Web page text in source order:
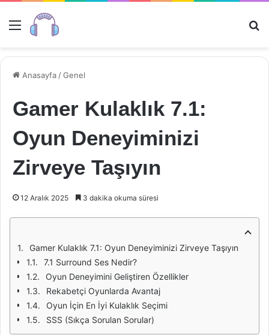
Menü
Anasayfa /Genel
Gamer Kulaklık 7.1:
Oyun Deneyiminizi
Zirveye Taşıyın
12 Aralık 2025 3 dakika okuma süresi
Gamer Kulaklık 7.1: Oyun Deneyiminizi Zirveye Taşıyın
7.1 Surround Ses Nedir?
Oyun Deneyimini Geliştiren Özellikler
Rekabetçi Oyunlarda Avantaj
Oyun İçin En İyi Kulaklık Seçimi
SSS (Sıkça Sorulan Sorular)